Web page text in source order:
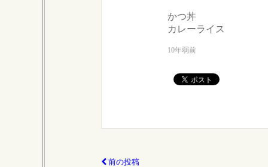
かつ丼
カレーライス
10年弱前
前の投稿